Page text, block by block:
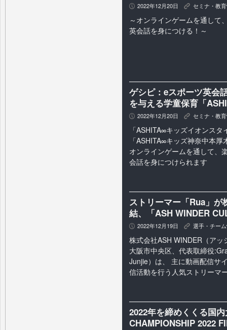
P 2022年12月20日 K セミナ・教
～オンラインゲームを通して
英会話を身につける！～
ゲシピ：eスポーツ英会
を与える学童保育「
P 2022年12月20日 K セミナ・教
「ASHITA∞キッズイオンスタ
「ASHITA∞キッズ神奈中本
オンラインゲームを通して、
会話を身につけられます
ストリーマー「Rua」が
結、「ASH WINDER
P 2022年12月19日 K 選手・チー
株式会社ASH WINDER（ア
大阪市中央区、代表取締役
Junjie）は、 主に動画配信サ
信活動を行う人気ストリーマ
2022年を締めくくる国
CHAMPIONSHIP 2022